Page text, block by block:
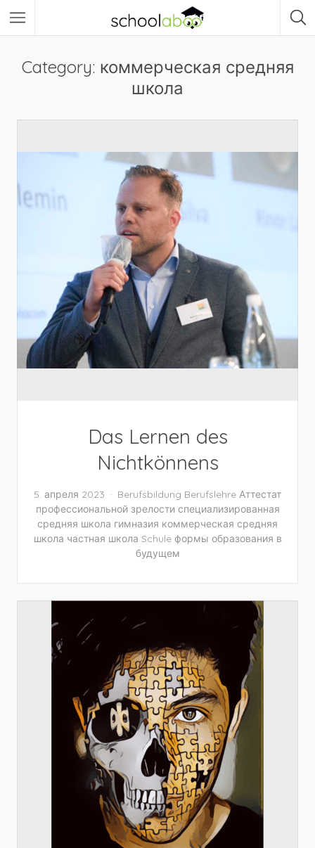
Category: коммерческая средняя
школа
Das Lernen des
Nichtkönnens
5. апреля 2023 Berufsbildung Berufslehre Аттестат
профессиональной зрелости специализированная
средняя школа гимназия коммерческая средняя
школа частная школа Schule формы образования в
будущем